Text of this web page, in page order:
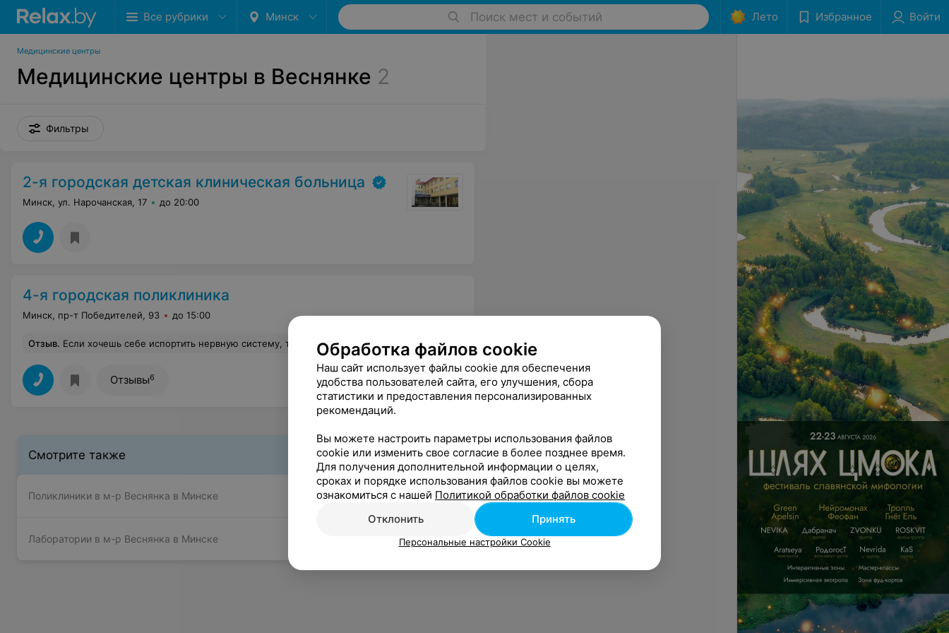
Все рубрики Минск Поиск мест и событий Лето Избранное Войти
Медицинские центры
Медицинские центры в Веснянке 2
Фильтры
2-я городская детская клиническая больница
Минск, ул. Нарочанская, 17 до 20:00
4-я городская поликлиника
Минск, пр-т Победителей, 93 до 15:00
Отзыв. Если хочешь себе испортить нервную систему, тогда вам в четвертую поликлинику! Никогда не дозвониться в регистратуру. Хамят, особенно это касается врача гинеколога. С беременными разговаривать не умеет, в разговоре постоянно "тыкает". Даже анализы толком посмотреть не может. Еще
Отзывы6
Смотрите также
Поликлиники в м-р Веснянка в Минске
Лаборатории в м-р Веснянка в Минске
Обработка файлов cookie
Наш сайт использует файлы cookie для обеспечения
удобства пользователей сайта, его улучшения, сбора
статистики и предоставления персонализированных
рекомендаций.
Вы можете настроить параметры использования файлов
cookie или изменить свое согласие в более позднее время.
Для получения дополнительной информации о целях,
сроках и порядке использования файлов cookie вы можете
ознакомиться с нашей Политикой обработки файлов cookie
Отклонить
Принять
Персональные настройки Cookie